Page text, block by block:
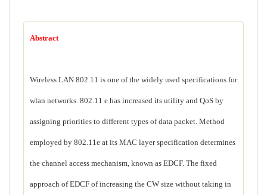
Abstract
Wireless LAN 802.11 is one of the widely used specifications for
wlan networks. 802.11 e has increased its utility and QoS by
assigning priorities to different types of data packet. Method
employed by 802.11e at its MAC layer specification determines
the channel access mechanism, known as EDCF. The fixed
approach of EDCF of increasing the CW size without taking in